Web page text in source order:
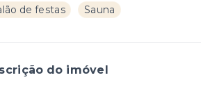
de festas Sauna
do imóvel